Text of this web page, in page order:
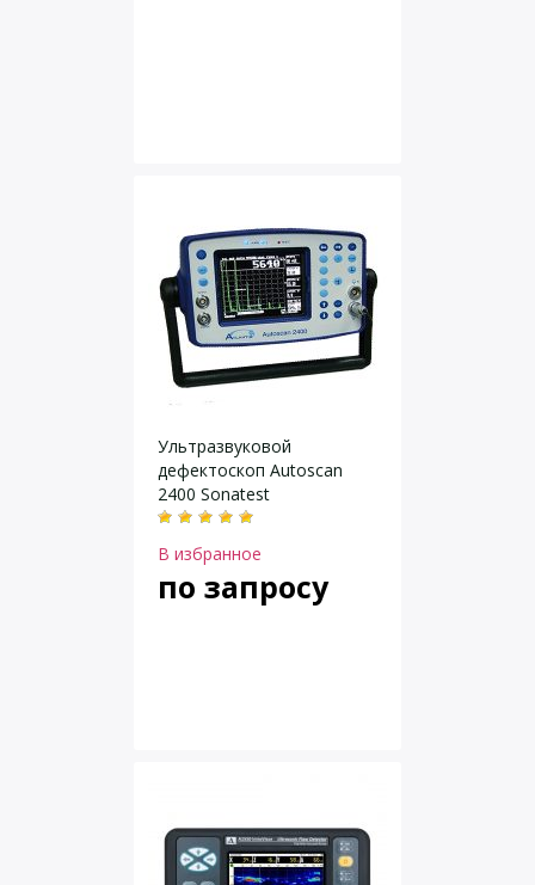
Ультразвуковой
дефектоскоп Autoscan
2400 Sonatest
В избранное
по запросу